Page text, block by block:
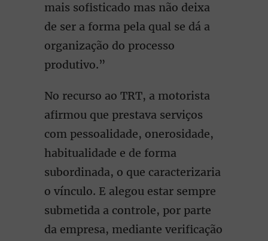
mais sofisticado mas não deixa
de ser a forma pela qual se dá a
organização do processo
produtivo.”
No recurso ao TRT, a motorista
afirmou que prestava serviços
com pessoalidade, onerosidade,
habitualidade e de forma
subordinada, o que caracterizaria
o vínculo. E alegou estar sempre
submetida a controle, por parte
da empresa, mediante verificação